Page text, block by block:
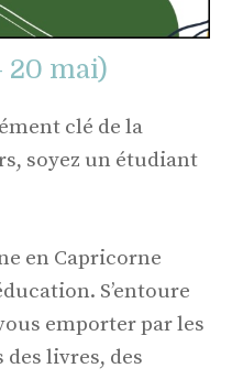
20 mai)
clé de la
soyez un étudiant
en Capricorne
S’entoure
emporter par les
livres, des